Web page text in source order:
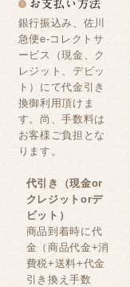
銀行振込み、佐川
急便e-コレクトサ
ービス（現金、ク
レジット、デビッ
ト）にて代金引き
換御利用頂けま
す。尚、手数料は
お客様ご負担とな
ります。
代引き（現金or
クレジットorデ
ビット）
商品到着時に代
金（商品代金+消
費税+送料+代金
引き換え手数